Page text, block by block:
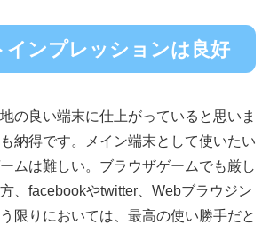
インプレッションは良好
の良い端末に仕上がっていると思いま
納得です。メイン端末として使いたい
ムは難しい。ブラウザゲームでも厳し
、facebookやtwitter、Webブラウジン
限りにおいては、最高の使い勝手だと